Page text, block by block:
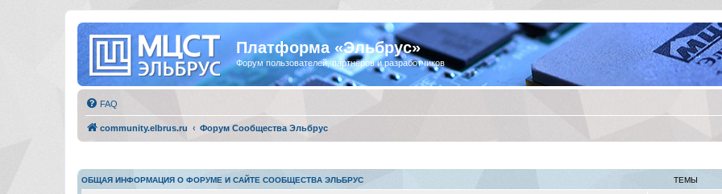
Платформа «Эльбрус»
Форум пользователей, партнёров и разработчиков
FAQ
community.elbrus.ru Форум Сообщества Эльбрус
ОБЩАЯ ИНФОРМАЦИЯ О ФОРУМЕ И САЙТЕ СООБЩЕСТВА ЭЛЬБРУС ТЕМЫ